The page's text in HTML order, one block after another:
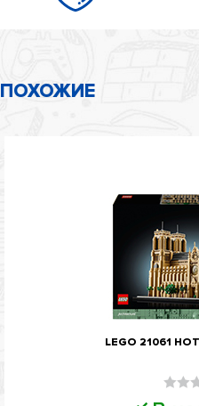
ПОХОЖИЕ
LEGO 21061
Оценка